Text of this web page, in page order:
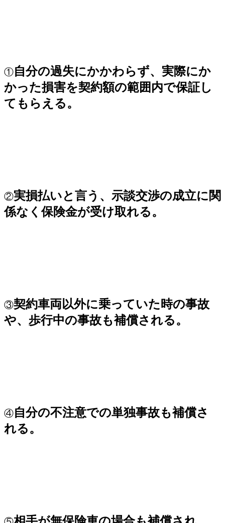
①自分の過失にかかわらず、実際にか
かった損害を契約額の範囲内で保証し
てもらえる。
②実損払いと言う、示談交渉の成立に関
係なく保険金が受け取れる。
③契約車両以外に乗っていた時の事故
や、歩行中の事故も補償される。
④自分の不注意での単独事故も補償さ
れる。